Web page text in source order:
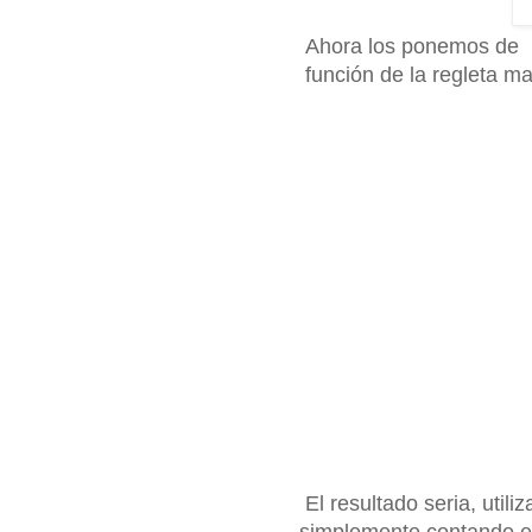
Ahora los ponemos de
función de la regleta
El resultado seria,